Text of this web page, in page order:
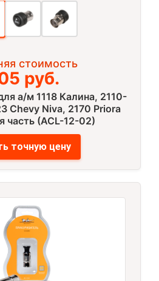
стоимость
руб.
а/м 1118 Калина, 2110-
Chevy Niva, 2170 Priora
часть (ACL-12-02)
точную цену